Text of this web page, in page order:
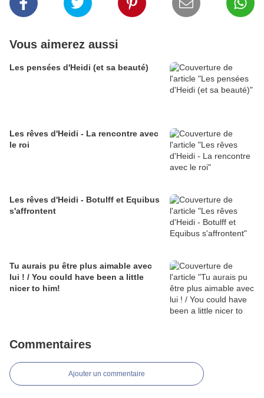
Vous aimerez aussi
Les pensées d'Heidi (et sa beauté)
Les rêves d'Heidi - La rencontre avec
le roi
Les rêves d'Heidi - Botulff et Equibus
s'affrontent
Tu aurais pu être plus aimable avec
lui ! / You could have been a little
nicer to him!
Commentaires
Ajouter un commentaire